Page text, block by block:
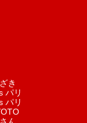
き
パリ
パリ